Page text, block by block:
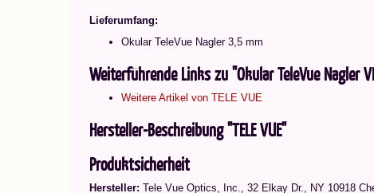
Lieferumfang:
Okular TeleVue Nagler 3,5 mm
Weiterführende Links zu "Okular TeleVue Nagler
Weitere Artikel von TELE VUE
Hersteller-Beschreibung "TELE VUE"
Produktsicherheit
Hersteller: Tele Vue Optics, Inc., 32 Elkay Dr., NY 10918